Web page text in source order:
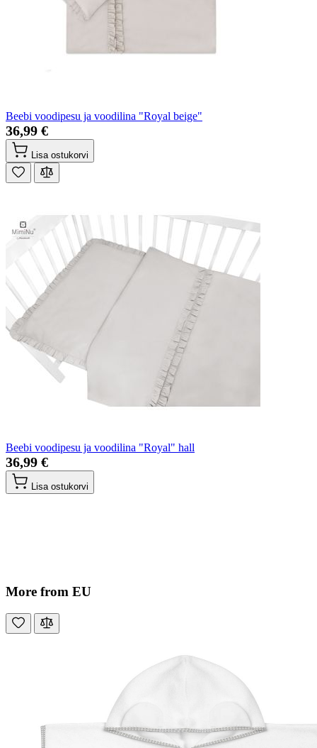
Beebi voodipesu ja voodilina "Royal beige"
36,99 €
Lisa ostukorvi
Beebi voodipesu ja voodilina "Royal" hall
36,99 €
Lisa ostukorvi
More from EU